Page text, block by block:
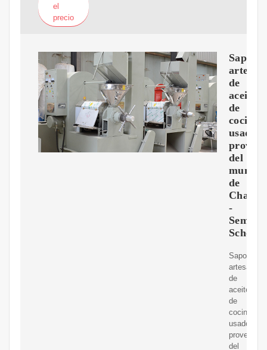
el
precio
de
aceites
de
cocina
usados,
del
de
-
Scholar
artesanal
de
aceites
de
cocina
usados,
del